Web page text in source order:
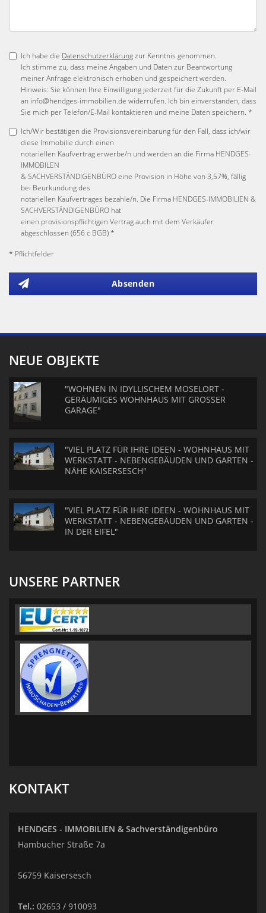
Ich habe die Datenschutzerklärungzur Kenntnis genommen.
Ich stimme zu, dass meine Angaben und Daten zur Beantwortung
meiner Anfrage elektronisch erhoben und gespeichert werden.
Hinweis: Sie können Ihre Einwilligung jederzeit für die Zukunft per E-Mail
an info@hendges-immobilien.de widerrufen. Ich bin einverstanden, dass
Sie mich per Telefon/E-Mail kontaktieren und meine Daten speichern. *
Ich/Wir bestätigen die Provisionsvereinbarung für den Fall, dass ich/wir
diese Immobilie durch einen
notariellen Kaufvertrag erwerbe/n und werden an die Firma HENDGES-
IMMOBILEN
& SACHVERSTÄNDIGENBÜRO eine Provision in Höhe von 3,57%, fällig
bei Beurkundung des
notariellen Kaufvertrages bezahle/n. Die Firma HENDGES-IMMOBILIEN &
SACHVERSTÄNDIGENBÜRO hat
einen provisionspflichtigen Vertrag auch mit dem Verkäufer
abgeschlossen (656 c BGB) *
* Pflichtfelder
Absenden
NEUE OBJEKTE
"WOHNEN IN IDYLLISCHEM MOSELORT -
GERÄUMIGES WOHNHAUS MIT GROSSER
GARAGE"
"VIEL PLATZ FÜR IHRE IDEEN - WOHNHAUS MIT
WERKSTATT - NEBENGEBÄUDEN UND GARTEN -
NÄHE KAISERSESCH"
"VIEL PLATZ FÜR IHRE IDEEN - WOHNHAUS MIT
WERKSTATT - NEBENGEBÄUDEN UND GARTEN -
IN DER EIFEL"
UNSERE PARTNER
KONTAKT
HENDGES - IMMOBILIEN & Sachverständigenbüro
Hambucher Straße 7a
56759 Kaisersesch
Tel.: 02653 / 910093